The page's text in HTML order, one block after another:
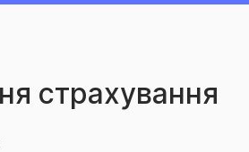
страхування